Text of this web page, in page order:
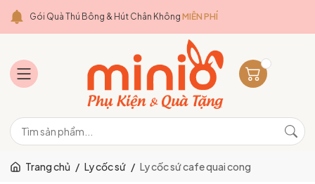
Gói Quà Thú Bông & Hút Chân Không MIỄN PHÍ
Trang chủ / Ly cốc sứ / Ly cốc sứ cafe quai cong